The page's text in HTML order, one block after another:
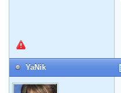
YaNik